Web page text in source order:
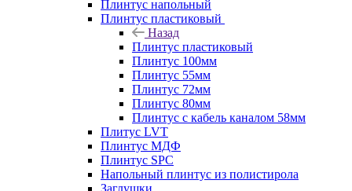
Плинтус напольный
Плинтус пластиковый
Назад
Плинтус пластиковый
Плинтус 100мм
Плинтус 55мм
Плинтус 72мм
Плинтус 80мм
Плинтус с кабель каналом 58мм
Плитус LVT
Плинтус МДФ
Плинтус SPC
Напольный плинтус из полистирола
Заглушки